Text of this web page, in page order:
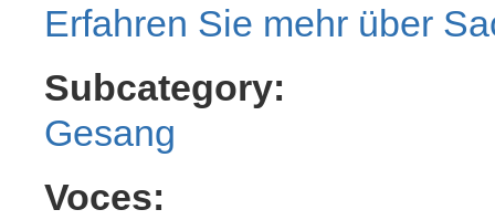
Subcategory:
Gesang
Voces: